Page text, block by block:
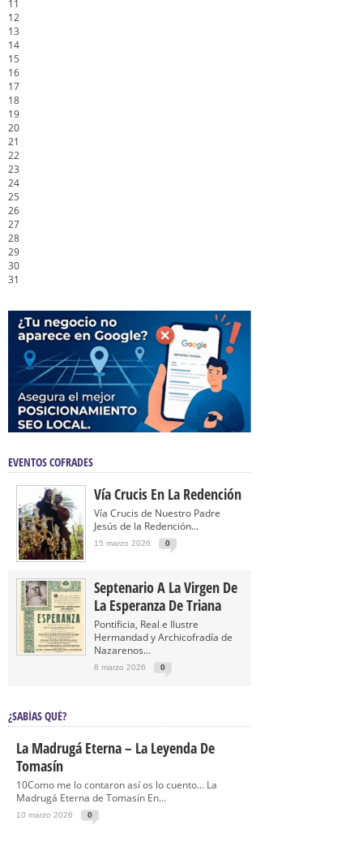
11
12
13
14
15
16
17
18
19
20
21
22
23
24
25
26
27
28
29
30
31
EVENTOS COFRADES
Vía Crucis En La Redención
Vía Crucis de Nuestro Padre
Jesús de la Redención...
15 marzo 2026 0
Septenario A La Virgen De
La Esperanza De Triana
Pontificia, Real e Ilustre
Hermandad y Archicofradía de
Nazarenos...
8 marzo 2026 0
¿SABÍAS QUÉ?
La Madrugá Eterna – La Leyenda De
Tomasín
10Como me lo contaron así os lo cuento… La
Madrugá Eterna de Tomasín En...
10 marzo 2026 0